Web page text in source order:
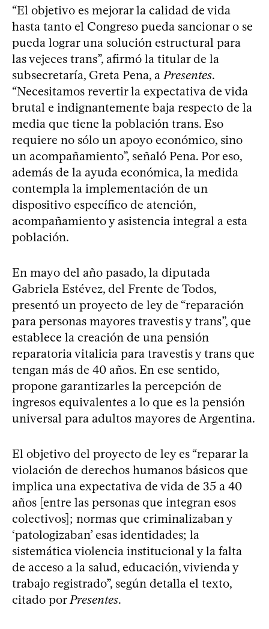
“El objetivo es mejorar la calidad de vida
hasta tanto el Congreso pueda sancionar o se
pueda lograr una solución estructural para
las vejeces trans”, afirmó la titular de la
subsecretaría, Greta Pena, a Presentes.
“Necesitamos revertir la expectativa de vida
brutal e indignantemente baja respecto de la
media que tiene la población trans. Eso
requiere no sólo un apoyo económico, sino
un acompañamiento”, señaló Pena. Por eso,
además de la ayuda económica, la medida
contempla la implementación de un
dispositivo específico de atención,
acompañamiento y asistencia integral a esta
población.
En mayo del año pasado, la diputada
Gabriela Estévez, del Frente de Todos,
presentó un proyecto de ley de “reparación
para personas mayores travestis y trans”, que
establece la creación de una pensión
reparatoria vitalicia para travestis y trans que
tengan más de 40 años. En ese sentido,
propone garantizarles la percepción de
ingresos equivalentes a lo que es la pensión
universal para adultos mayores de Argentina.
El objetivo del proyecto de ley es “reparar la
violación de derechos humanos básicos que
implica una expectativa de vida de 35 a 40
años [entre las personas que integran esos
colectivos]; normas que criminalizaban y
‘patologizaban’ esas identidades; la
sistemática violencia institucional y la falta
de acceso a la salud, educación, vivienda y
trabajo registrado”, según detalla el texto,
citado por Presentes.